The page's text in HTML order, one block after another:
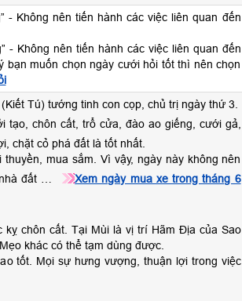
- Không nên tiến hành các việc liên quan đến
- Không nên tiến hành các việc liên quan đến
bạn muốn chọn ngày cưới hỏi tốt thì nên chọn
Tú) tướng tinh con cọp, chủ trị ngày thứ 3.
tạo, chôn cất, trổ cửa, đào ao giếng, cưới gả,
chặt cỏ phá đất là tốt nhất.
mua sắm. Vì vậy, ngày này không nên
đất …
Xem ngày mua xe trong tháng 6
chôn cất. Tại Mùi là vị trí Hãm Địa của Sao
khác có thể tạm dùng được.
tốt. Mọi sự hưng vượng, thuận lợi trong việc